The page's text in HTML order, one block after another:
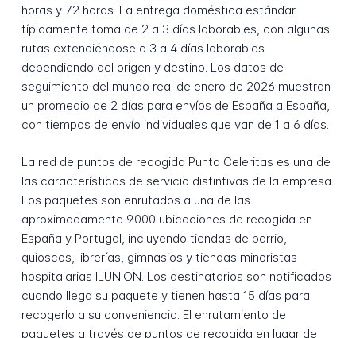
horas y 72 horas. La entrega doméstica estándar
típicamente toma de 2 a 3 días laborables, con algunas
rutas extendiéndose a 3 a 4 días laborables
dependiendo del origen y destino. Los datos de
seguimiento del mundo real de enero de 2026 muestran
un promedio de 2 días para envíos de España a España,
con tiempos de envío individuales que van de 1 a 6 días.
La red de puntos de recogida Punto Celeritas es una de
las características de servicio distintivas de la empresa.
Los paquetes son enrutados a una de las
aproximadamente 9.000 ubicaciones de recogida en
España y Portugal, incluyendo tiendas de barrio,
quioscos, librerías, gimnasios y tiendas minoristas
hospitalarias ILUNION. Los destinatarios son notificados
cuando llega su paquete y tienen hasta 15 días para
recogerlo a su conveniencia. El enrutamiento de
paquetes a través de puntos de recogida en lugar de